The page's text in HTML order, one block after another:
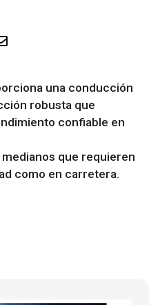
una conducción
robusta que
confiable en
que requieren
como en carretera.